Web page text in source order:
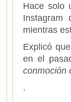
Hace solo
Instagram
mientras
Explicó
en el
conmoción
.